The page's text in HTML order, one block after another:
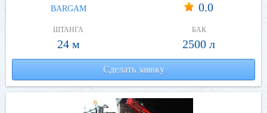
BARGAM 0.0
ШТАНГА
24 м
БАК
2500 л
Сделать заявку